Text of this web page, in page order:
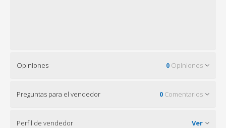
Opiniones 0 Opiniones
Preguntas para el vendedor 0 Comentarios
Perfil de vendedor Ver